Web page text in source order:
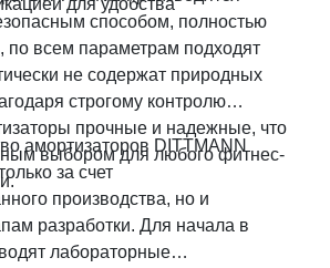
для удобства
способом, полностью
по всем параметрам подходят
не содержат природных
строгому контролю
прочные и надежные, что
выбором для любого фитнес-
амортизаторов DITTMANN
за счет
производства, но и
разработки. Для начала в
лабораторные